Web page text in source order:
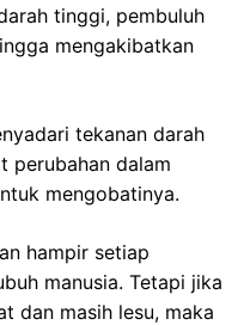
tinggi, pembuluh
mengakibatkan
tekanan darah
perubahan dalam
mengobatinya.
hampir setiap
manusia. Tetapi jika
dan masih lesu, maka